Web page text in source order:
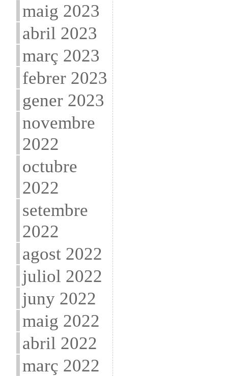
maig 2023
abril 2023
març 2023
febrer 2023
gener 2023
novembre
2022
octubre
2022
setembre
2022
agost 2022
juliol 2022
juny 2022
maig 2022
abril 2022
març 2022